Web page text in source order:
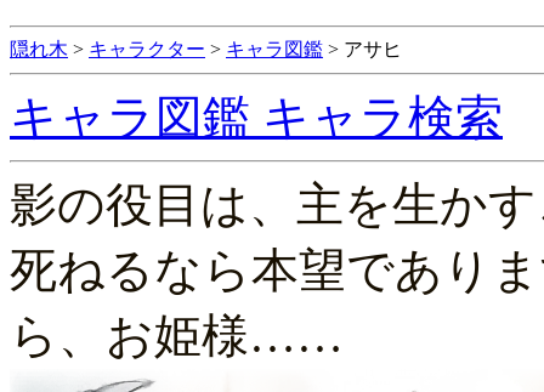
隠れ木 > キャラクター > キャラ図鑑 > アサヒ
キャラ図鑑 キャラ検索
影の役目は、主を生か
死ねるなら本望であ
ら、お姫様……